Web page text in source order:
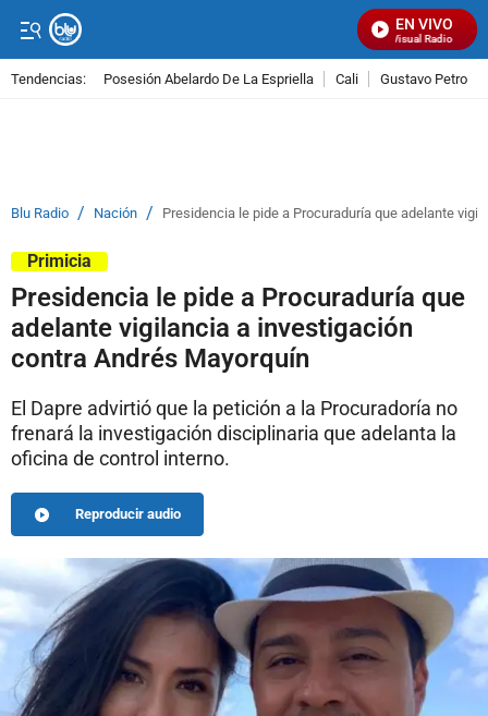
EN VIVO
Señal Visual Radio
Tendencias: Posesión Abelardo De La Espriella Cali Gustavo Petro
Blu Radio / Nación / Presidencia le pide a Procuraduría que adelante
Primicia
Presidencia le pide a Procuraduría que
adelante vigilancia a investigación
contra Andrés Mayorquín
El Dapre advirtió que la petición a la Procuradoría no
frenará la investigación disciplinaria que adelanta la
oficina de control interno.
Reproducir audio